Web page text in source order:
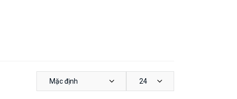
Mặc định 24